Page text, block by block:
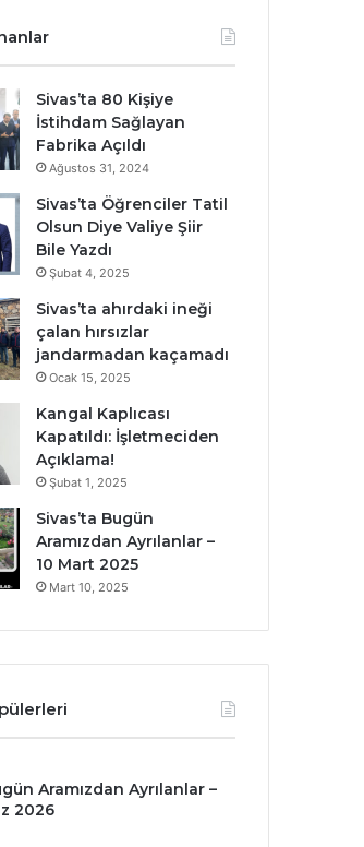
Sivas’ta 80 Kişiye
İstihdam Sağlayan
Fabrika Açıldı
Ağustos 31, 2024
Sivas’ta Öğrenciler Tatil
Olsun Diye Valiye Şiir
Bile Yazdı
Şubat 4, 2025
Sivas’ta ahırdaki ineği
çalan hırsızlar
jandarmadan kaçamadı
Ocak 15, 2025
Kangal Kaplıcası
Kapatıldı: İşletmeciden
Açıklama!
Şubat 1, 2025
Sivas’ta Bugün
Aramızdan Ayrılanlar –
10 Mart 2025
Mart 10, 2025
Aramızdan Ayrılanlar –
2026